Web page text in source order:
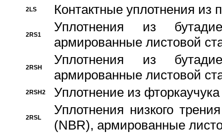
2LS Контактные уплотнения из
2RS1
Уплотнения из
армированные листовой
2RSH
Уплотнения из
армированные листовой
2RSH2 Уплотнение из
2RSL
Уплотнения низкого
(NBR), армированные